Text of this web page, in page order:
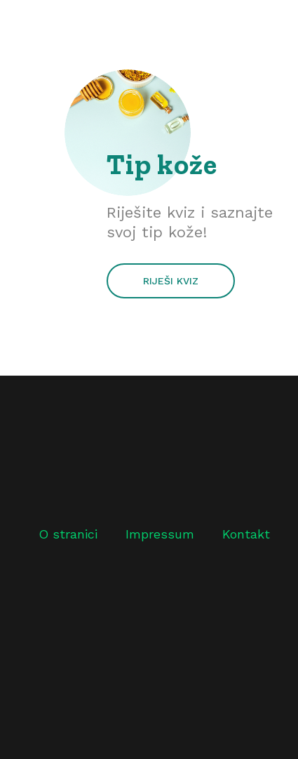
Tip kože
Riješite kviz i saznajte
svoj tip kože!
RIJEŠI KVIZ
O stranici Impressum Kontakt